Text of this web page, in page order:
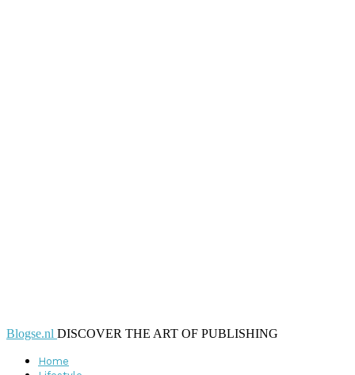
Blogse.nl DISCOVER THE ART OF PUBLISHING
Home